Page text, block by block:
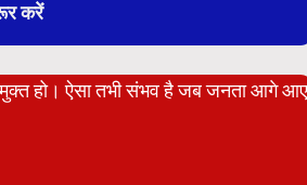
करें
मुक्त हो। ऐसा तभी संभव है जब जनता आगे आए